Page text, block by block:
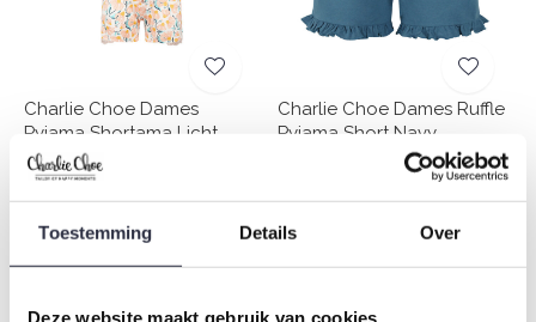
Toestemming Details Over
Deze website maakt gebruik van cookies
Charlie Choe Dames
Pyjama Shortama Licht
Peach Bloemen
€24,99
Charlie Choe Dames Ruffle
Pyjama Short Navy
€24,99
-50% -50%